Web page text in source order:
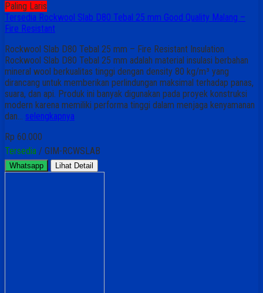
Paling Laris
Tersedia Rockwool Slab D80 Tebal 25 mm Good Quality Malang –
Fire Resistant
Rockwool Slab D80 Tebal 25 mm – Fire Resistant Insulation
Rockwool Slab D80 Tebal 25 mm adalah material insulasi berbahan
mineral wool berkualitas tinggi dengan density 80 kg/m³ yang
dirancang untuk memberikan perlindungan maksimal terhadap panas,
suara, dan api. Produk ini banyak digunakan pada proyek konstruksi
modern karena memiliki performa tinggi dalam menjaga kenyamanan
dan… selengkapnya
Rp 60.000
Tersedia / GIM-RCWSLAB
Whatsapp Lihat Detail